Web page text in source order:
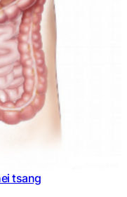
tsang